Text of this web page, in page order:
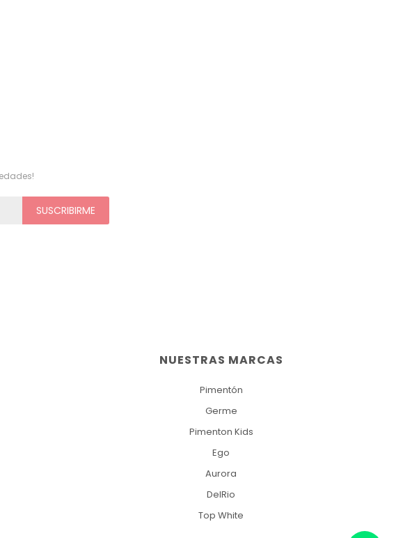
NUESTRAS MARCAS
Pimentón
Germe
Pimenton Kids
Ego
Aurora
DelRio
Top White
SUSCRIBIRME